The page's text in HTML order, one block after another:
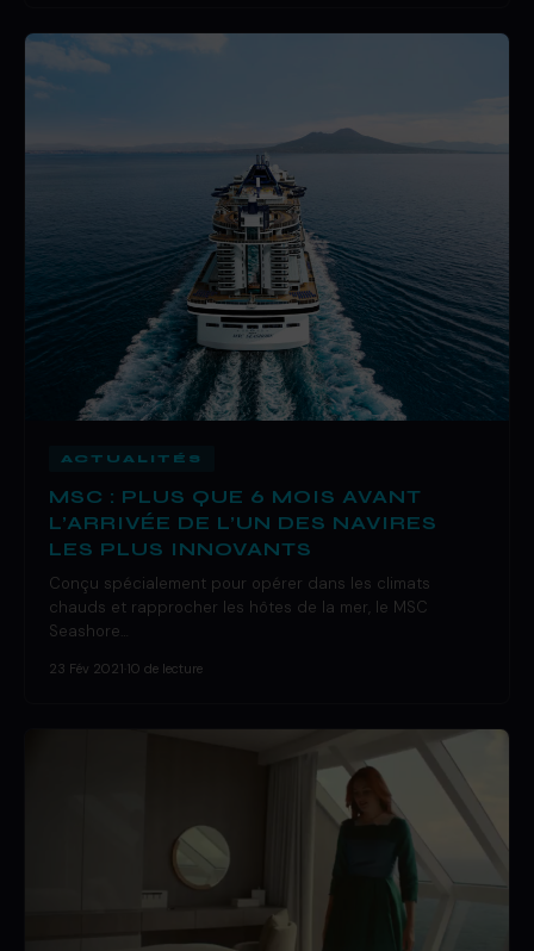
ACTUALITÉS
MSC : PLUS QUE 6 MOIS AVANT
L’ARRIVÉE DE L’UN DES NAVIRES
LES PLUS INNOVANTS
Conçu spécialement pour opérer dans les climats
chauds et rapprocher les hôtes de la mer, le MSC
Seashore…
23 Fév 2021 10 de lecture